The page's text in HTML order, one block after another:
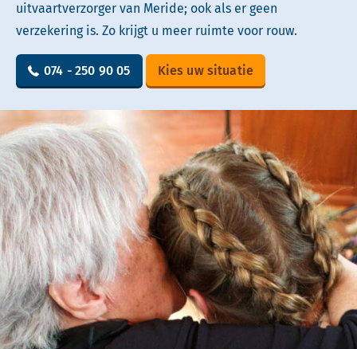
uitvaartverzorger van Meride; ook als er geen
verzekering is. Zo krijgt u meer ruimte voor rouw.
074 - 250 90 05 Kies uw situatie